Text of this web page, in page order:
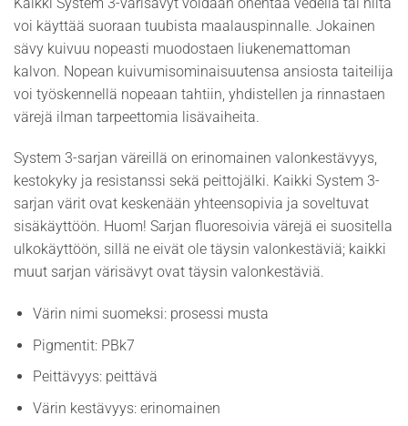
voi käyttää suoraan tuubista maalauspinnalle. Jokainen
sävy kuivuu nopeasti muodostaen liukenemattoman
kalvon. Nopean kuivumisominaisuutensa ansiosta taiteilija
voi työskennellä nopeaan tahtiin, yhdistellen ja rinnastaen
värejä ilman tarpeettomia lisävaiheita.
System 3-sarjan väreillä on erinomainen valonkestävyys,
kestokyky ja resistanssi sekä peittojälki. Kaikki System 3-
sarjan värit ovat keskenään yhteensopivia ja soveltuvat
sisäkäyttöön. Huom! Sarjan fluoresoivia värejä ei suositella
ulkokäyttöön, sillä ne eivät ole täysin valonkestäviä; kaikki
muut sarjan värisävyt ovat täysin valonkestäviä.
Värin nimi suomeksi: prosessi musta
Pigmentit: PBk7
Peittävyys: peittävä
Värin kestävyys: erinomainen